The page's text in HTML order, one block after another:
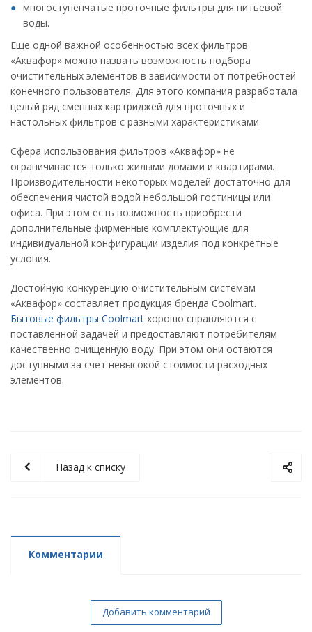
многоступенчатые проточные фильтры для питьевой
воды.
Еще одной важной особенностью всех фильтров
«Аквафор» можно назвать возможность подбора
очистительных элементов в зависимости от потребностей
конечного пользователя. Для этого компания разработала
целый ряд сменных картриджей для проточных и
настольных фильтров с разными характеристиками.
Сфера использования фильтров «Аквафор» не
ограничивается только жилыми домами и квартирами.
Производительности некоторых моделей достаточно для
обеспечения чистой водой небольшой гостиницы или
офиса. При этом есть возможность приобрести
дополнительные фирменные комплектующие для
индивидуальной конфигурации изделия под конкретные
условия.
Достойную конкуренцию очистительным системам
«Аквафор» составляет продукция бренда Coolmart.
Бытовые фильтры Coolmart хорошо справляются с
поставленной задачей и предоставляют потребителям
качественно очищенную воду. При этом они остаются
доступными за счет невысокой стоимости расходных
элементов.
Назад к списку
Комментарии
Добавить комментарий